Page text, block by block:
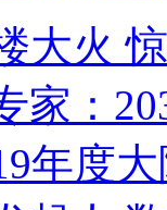
大火
家：
年度